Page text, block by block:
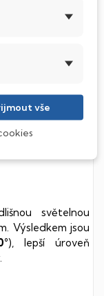
pohyblivými
a především nabízí
šasi. Podpora
světelnou
Výsledkem jsou
), lepší úroveň
vše